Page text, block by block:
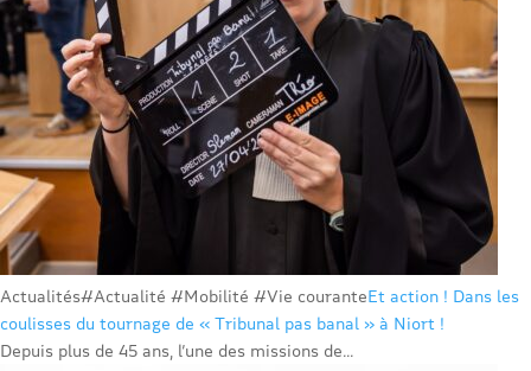
Actualités#Actualité #Mobilité #Vie couranteEt action ! Dans les
coulisses du tournage de « Tribunal pas banal » à Niort !
Depuis plus de 45 ans, l’une des missions de...